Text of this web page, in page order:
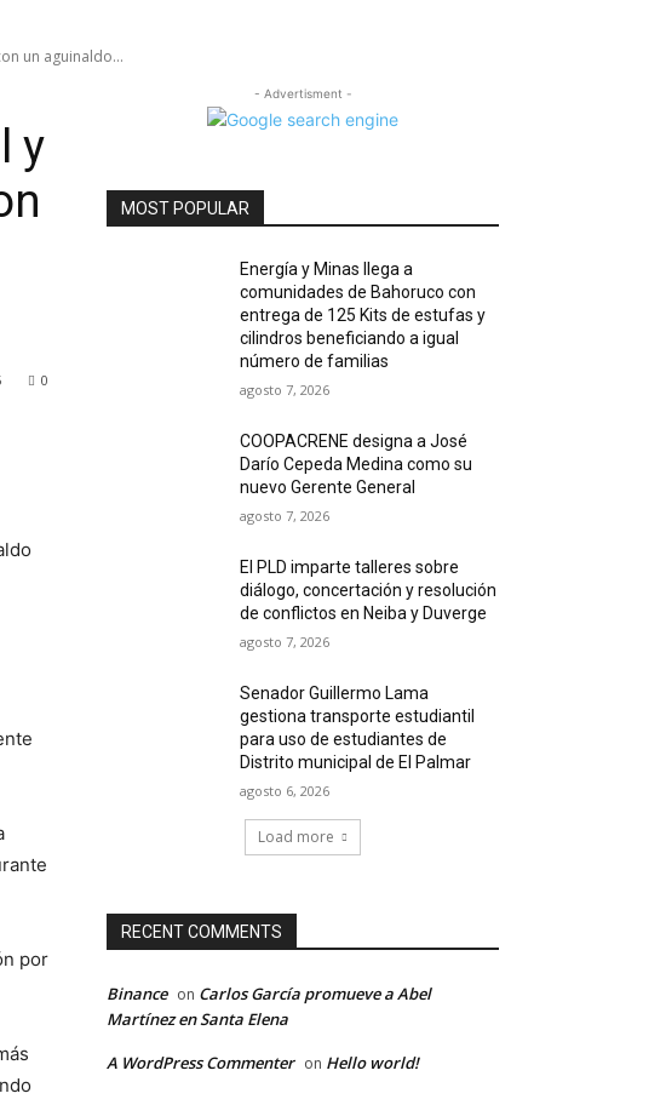
un aguinaldo...
y
0
por
- Advertisment -
MOST POPULAR
Energía y Minas llega a
comunidades de Bahoruco con
entrega de 125 Kits de estufas y
cilindros beneficiando a igual
número de familias
agosto 7, 2026
COOPACRENE designa a José
Darío Cepeda Medina como su
nuevo Gerente General
agosto 7, 2026
El PLD imparte talleres sobre
diálogo, concertación y resolución
de conflictos en Neiba y Duverge
agosto 7, 2026
Senador Guillermo Lama
gestiona transporte estudiantil
para uso de estudiantes de
Distrito municipal de El Palmar
agosto 6, 2026
Load more
RECENT COMMENTS
Binance on Carlos García promueve a Abel
Martínez en Santa Elena
A WordPress Commenter on Hello world!